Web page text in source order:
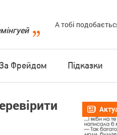
А тобі
За Фрейдом Підказки